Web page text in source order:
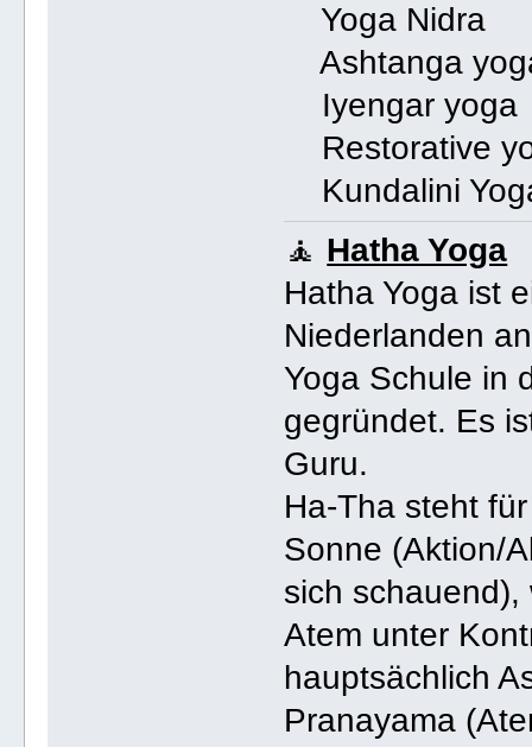
Yoga Nidra
Ashtanga
Iyengar yoga
Restorative
Kundalini
🧘 Hatha Yoga
Hatha Yoga ist
Niederlanden
Yoga Schule in
gegründet. Es
Guru.
Ha-Tha steht
Sonne (Aktion/
sich
Atem unter
hauptsächlich
Pranayama